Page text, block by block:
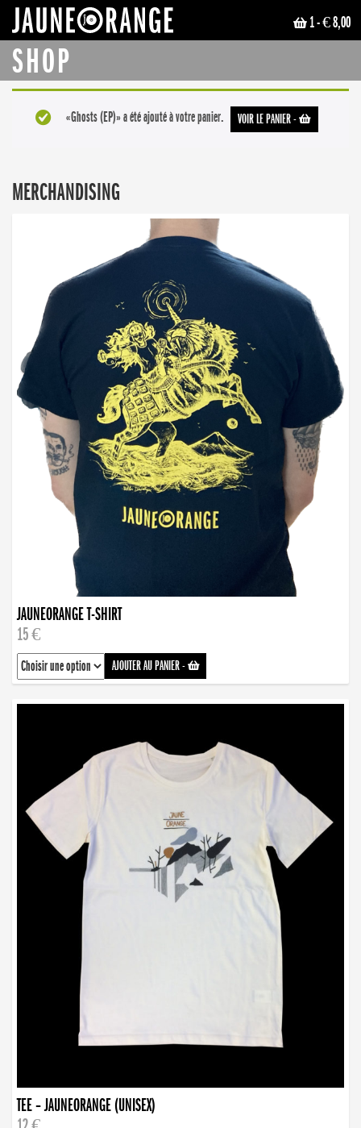
1- € 8,00
SHOP
VOIR LE PANIER-
«Ghosts (EP)» a été ajouté à votre panier.
MERCHANDISING
JAUNEORANGE T-SHIRT
15 €
AJOUTER AU PANIER-
TEE – JAUNEORANGE (UNISEX)